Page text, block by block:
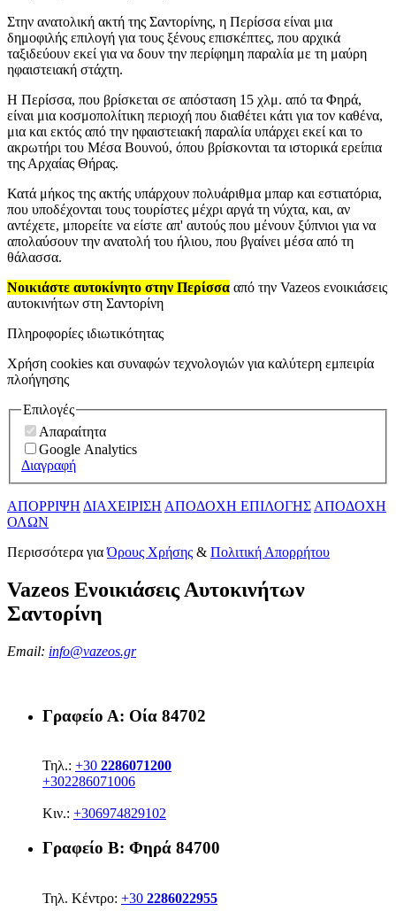
Στην ανατολική ακτή της Σαντορίνης, η Περίσσα είναι μια
δημοφιλής επιλογή για τους ξένους επισκέπτες, που αρχικά
ταξιδεύουν εκεί για να δουν την περίφημη παραλία με τη μαύρη
ηφαιστειακή στάχτη.
Η Περίσσα, που βρίσκεται σε απόσταση 15 χλμ. από τα Φηρά,
είναι μια κοσμοπολίτικη περιοχή που διαθέτει κάτι για τον καθένα,
μια και εκτός από την ηφαιστειακή παραλία υπάρχει εκεί και το
ακρωτήρι του Μέσα Βουνού, όπου βρίσκονται τα ιστορικά ερείπια
της Αρχαίας Θήρας.
Κατά μήκος της ακτής υπάρχουν πολυάριθμα μπαρ και εστιατόρια,
που υποδέχονται τους τουρίστες μέχρι αργά τη νύχτα, και, αν
αντέχετε, μπορείτε να είστε απ' αυτούς που μένουν ξύπνιοι για να
απολαύσουν την ανατολή του ήλιου, που βγαίνει μέσα από τη
θάλασσα.
Νοικιάστε αυτοκίνητο στην Περίσσα από την Vazeos ενοικιάσεις
αυτοκινήτων στη Σαντορίνη
Πληροφορίες ιδιωτικότητας
Χρήση cookies και συναφών τεχνολογιών για καλύτερη εμπειρία
πλοήγησης
Επιλογές
Απαραίτητα
Google Analytics
Διαγραφή
ΑΠΟΡΡΙΨΗ ΔΙΑΧΕΙΡΙΣΗ ΑΠΟΔΟΧΗ ΕΠΙΛΟΓΗΣ ΑΠΟΔΟΧΗ
ΟΛΩΝ
Περισσότερα γιαΌρους Χρήσης & Πολιτική Απορρήτου
Vazeos Ενοικιάσεις Αυτοκινήτων
Σαντορίνη
Email: info@vazeos.gr
Γραφείο Α: Οία 84702
Τηλ.: +30 2286071200
+302286071006
Κιν.: +306974829102
Γραφείο Β: Φηρά 84700
Τηλ. Κέντρο: +30 2286022955